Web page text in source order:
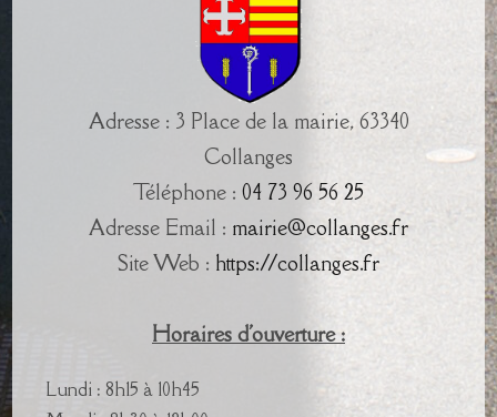
Adresse : 3 Place de la mairie, 63340
Collanges
Téléphone : 04 73 96 56 25
Adresse Email : mairie@collanges.fr
Site Web : https://collanges.fr
Horaires d'ouverture :
Lundi : 8h15 à 10h45